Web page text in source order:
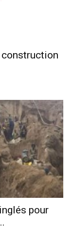
construction
pour